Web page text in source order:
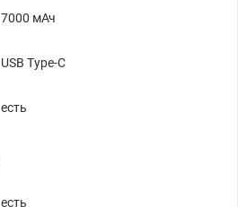
7000 мАч
USB Type-C
есть
есть